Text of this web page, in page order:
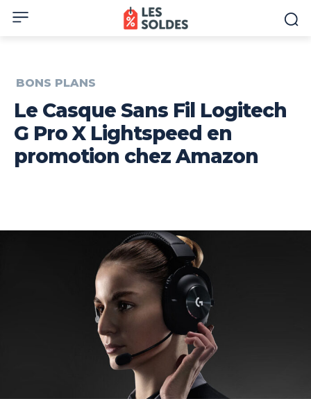
BONS PLANS
Le Casque Sans Fil Logitech
G Pro X Lightspeed en
promotion chez Amazon